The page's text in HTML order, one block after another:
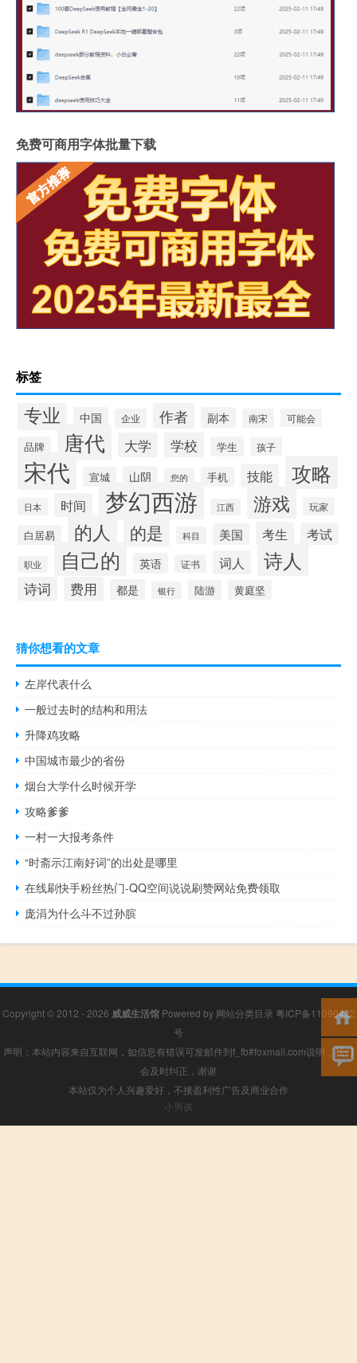
免费可商用字体批量下载
标签
专业 中国 企业 作者 副本 南宋 可能会
品牌 唐代 大学 学校 学生 孩子
宋代 宣城 山阴 您的 手机 技能 攻略
日本 时间 梦幻西游 江西 游戏 玩家
白居易 的人 的是 科目 美国 考生 考试
职业 自己的 英语 证书 词人 诗人
诗词 费用 都是 银行 陆游 黄庭坚
猜你想看的文章
左岸代表什么
一般过去时的结构和用法
升降鸡攻略
中国城市最少的省份
烟台大学什么时候开学
攻略爹爹
一村一大报考条件
“时斋示江南好词”的出处是哪里
在线刷快手粉丝热门-QQ空间说说刷赞网站免费领取
庞涓为什么斗不过孙膑
Copyright © 2012 - 2026 威威生活馆Powered by 网站分类目录 粤ICP备11090422
号
声明：本站内容来自互联网，如信息有错误可发邮件到f_fb#foxmail.com说明，我们
会及时纠正，谢谢
本站仅为个人兴趣爱好，不接盈利性广告及商业合作
小男孩